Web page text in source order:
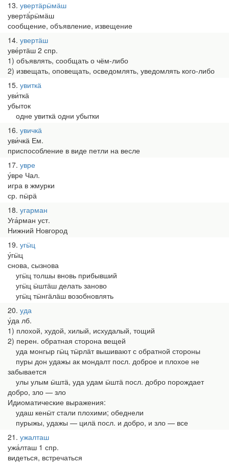
13 увертӓрӹмӓш
увертӓ́рӹмӓш
сообщение, объявление, извещение
14 увертӓш
уве́ртӓш 2 спр.
1) объявлять, сообщать о чём-либо
2) извещать, оповещать, осведомлять, уведомлять кого-либо
15 увиткӓ
уви́ткӓ
убыток
одне увиткӓ одни убытки
16 увичкӓ
уви́чкӓ Ем.
приспособление в виде петли на весле
17 увре
у́вре Чал.
игра в жмурки
ср. пӹрӓ
18 угарман
Уга́рман уст.
Нижний Новгород
19 угӹц
у́гӹц
снова, сызнова
угӹц толшы вновь прибывший
угӹц ӹштӓш делать заново
угӹц тӹнгӓлӓш возобновлять
20 уда
у́да лб.
1) плохой, худой, хилый, исхудалый, тощий
2) перен. обратная сторона вещей
уда монгыр гӹц тӹрлӓт вышивают с обратной стороны
пуры дон удажы ак мондалт посл. доброе и плохое не
забывается
улы улым ӹштӓ, уда удам ӹштӓ посл. добро порождает
добро, зло — зло
Идиоматические выражения:
удаш кенӹт стали плохими; обеднели
пурыжы, удажы — цилӓ посл. и добро, и зло — все
21 ужалташ
ужа́лташ 1 спр.
видеться, встречаться